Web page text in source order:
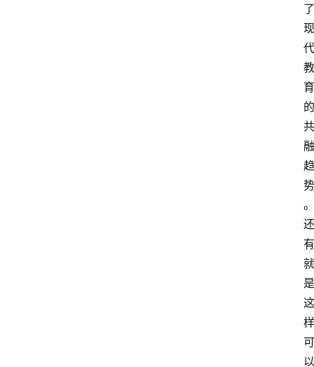
了
现
代
教
育
的
共
融
趋
势
。
还
有
就
是
这
样
可
以